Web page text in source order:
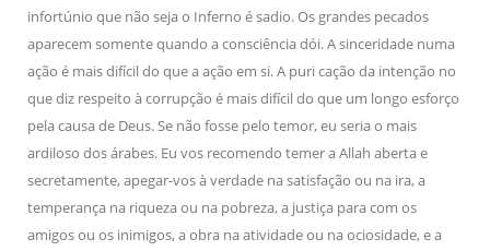
infortúnio que não seja o Inferno é sadio. Os grandes pecados
aparecem somente quando a consciência dói. A sinceridade numa
ação é mais difícil do que a ação em si. A puri cação da intenção no
que diz respeito à corrupção é mais difícil do que um longo esforço
pela causa de Deus. Se não fosse pelo temor, eu seria o mais
ardiloso dos árabes. Eu vos recomendo temer a Allah aberta e
secretamente, apegar-vos à verdade na satisfação ou na ira, a
temperança na riqueza ou na pobreza, a justiça para com os
amigos ou os inimigos, a obra na atividade ou na ociosidade, e a